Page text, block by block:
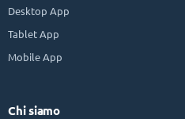
Desktop App
Tablet App
Mobile App
Chi siamo